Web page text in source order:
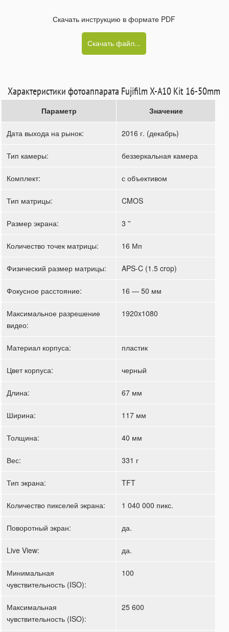
Скачать инструкцию в формате PDF
Скачать файл...
Характеристики фотоаппарата Fujifilm X-A10 Kit 16-50mm
Параметр Значение
Дата выхода на рынок: 2016 г. (декабрь)
Тип камеры: беззеркальная камера
Комплект: с объективом
Тип матрицы: CMOS
Размер экрана: 3 ''
Количество точек матрицы: 16 Мп
Физический размер матрицы: APS-C (1.5 crop)
Фокусное расстояние: 16 — 50 мм
Максимальное разрешение
видео:
1920x1080
Материал корпуса: пластик
Цвет корпуса: черный
Длина: 67 мм
Ширина: 117 мм
Толщина: 40 мм
Вес: 331 г
Тип экрана: TFT
Количество пикселей экрана: 1 040 000 пикс.
Поворотный экран: да.
Live View: да.
Минимальная
чувствительность (ISO):
100
Максимальная
чувствительность (ISO):
25 600